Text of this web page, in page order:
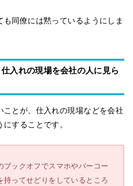
同僚には黙っているようにしま
入れの現場を会社の人に見ら
ことが、仕入れの現場などを会社
することです。
ブックオフでスマホやバーコー
持ってせどりをしているところ